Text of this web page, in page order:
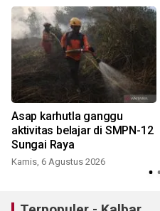
Asap karhutla ganggu
aktivitas belajar di SMPN-12
Sungai Raya
Kamis, 6 Agustus 2026